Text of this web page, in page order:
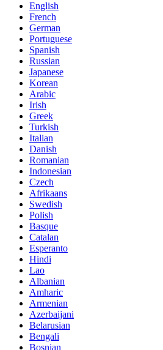
English
French
German
Portuguese
Spanish
Russian
Japanese
Korean
Arabic
Irish
Greek
Turkish
Italian
Danish
Romanian
Indonesian
Czech
Afrikaans
Swedish
Polish
Basque
Catalan
Esperanto
Hindi
Lao
Albanian
Amharic
Armenian
Azerbaijani
Belarusian
Bengali
Bosnian